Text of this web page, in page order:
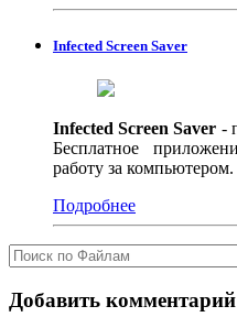
Infected Screen Saver
Infected Screen Saver -
Бесплатное
работу за компьютером.
Подробнее
Добавить комментарий